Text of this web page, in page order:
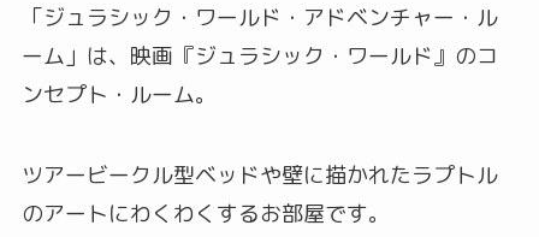
「ジュラシック・ワールド・アドベンチャー・ル
ーム」は、映画『ジュラシック・ワールド』のコ
ンセプト・ルーム。
ツアービークル型ベッドや壁に描かれたラプトル
のアートにわくわくするお部屋です。